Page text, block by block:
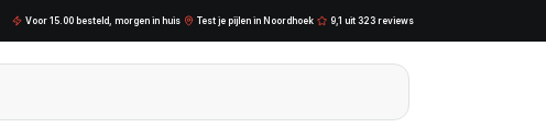
Voor 15.00 besteld, morgen in huis Test je pijlen in Noordhoek 9,1 uit 323 reviews